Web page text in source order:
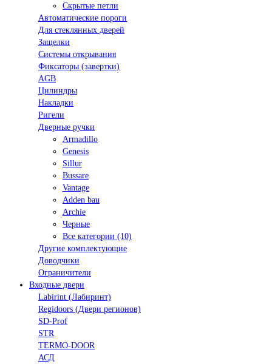
Скрытые петли
Автоматические пороги
Для стеклянных дверей
Защелки
Системы открывания
Фиксаторы (завертки)
AGB
Цилиндры
Накладки
Ригели
Дверные ручки
Armadillo
Genesis
Sillur
Bussare
Vantage
Adden bau
Archie
Черные
Все категории (10)
Другие комплектующие
Доводчики
Ограничители
Входные двери
Labirint (Лабиринт)
Regidoors (Двери регионов)
SD-Prof
STR
TERMO-DOOR
АСД